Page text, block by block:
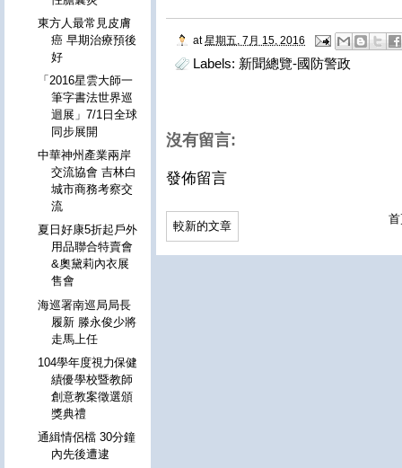
at 星期五, 7月 15, 2016
Labels: 新聞總覽-國防警政
沒有留言:
發佈留言
較新的文章
東方人最常見皮膚
癌 早期治療預後
好
「2016星雲大師一
筆字書法世界巡
迴展」7/1日全球
同步展開
中華神州產業兩岸
交流協會 吉林白
城市商務考察交
流
夏日好康5折起戶外
用品聯合特賣會
&奧黛莉內衣展
售會
海巡署南巡局局長
履新 滕永俊少將
走馬上任
104學年度視力保健
績優學校暨教師
創意教案徵選頒
獎典禮
通緝情侶檔 30分鐘
內先後遭逮